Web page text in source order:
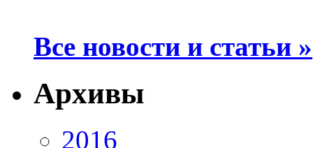
Все новости и статьи »
Архивы
2016